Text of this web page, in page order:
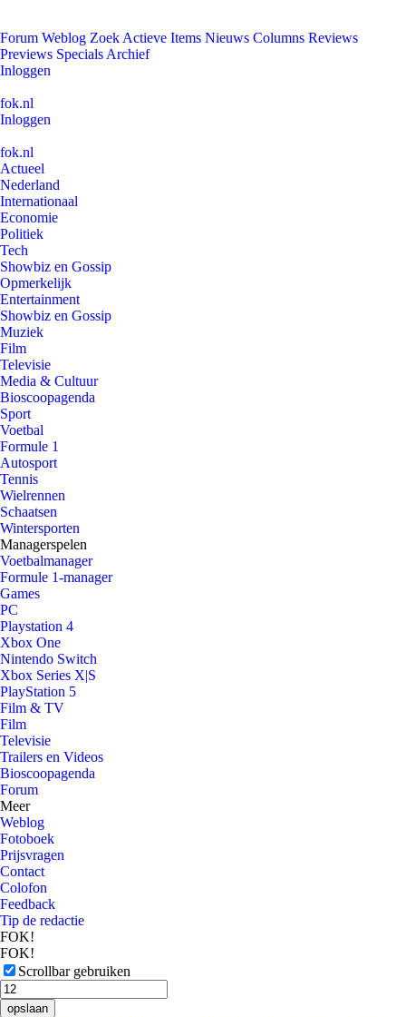
Forum Weblog Zoek Actieve Items Nieuws Columns Reviews
Previews Specials Archief
Inloggen
fok.nl
Inloggen
fok.nl
Actueel
Nederland
Internationaal
Economie
Politiek
Tech
Showbiz en Gossip
Opmerkelijk
Entertainment
Showbiz en Gossip
Muziek
Film
Televisie
Media & Cultuur
Bioscoopagenda
Sport
Voetbal
Formule 1
Autosport
Tennis
Wielrennen
Schaatsen
Wintersporten
Managerspelen
Voetbalmanager
Formule 1-manager
Games
PC
Playstation 4
Xbox One
Nintendo Switch
Xbox Series X|S
PlayStation 5
Film & TV
Film
Televisie
Trailers en Videos
Bioscoopagenda
Forum
Meer
Weblog
Fotoboek
Prijsvragen
Contact
Colofon
Feedback
Tip de redactie
FOK!
FOK!
Scrollbar gebruiken
opslaan